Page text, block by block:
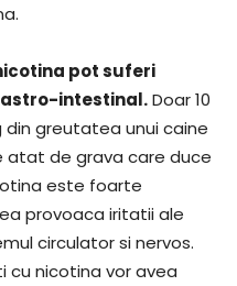
pot suferi
intestinal.Doar 10
greutatea unui caine
de grava care duce
este foarte
provoaca iritatii ale
circulator si nervos.
cu nicotina vor avea